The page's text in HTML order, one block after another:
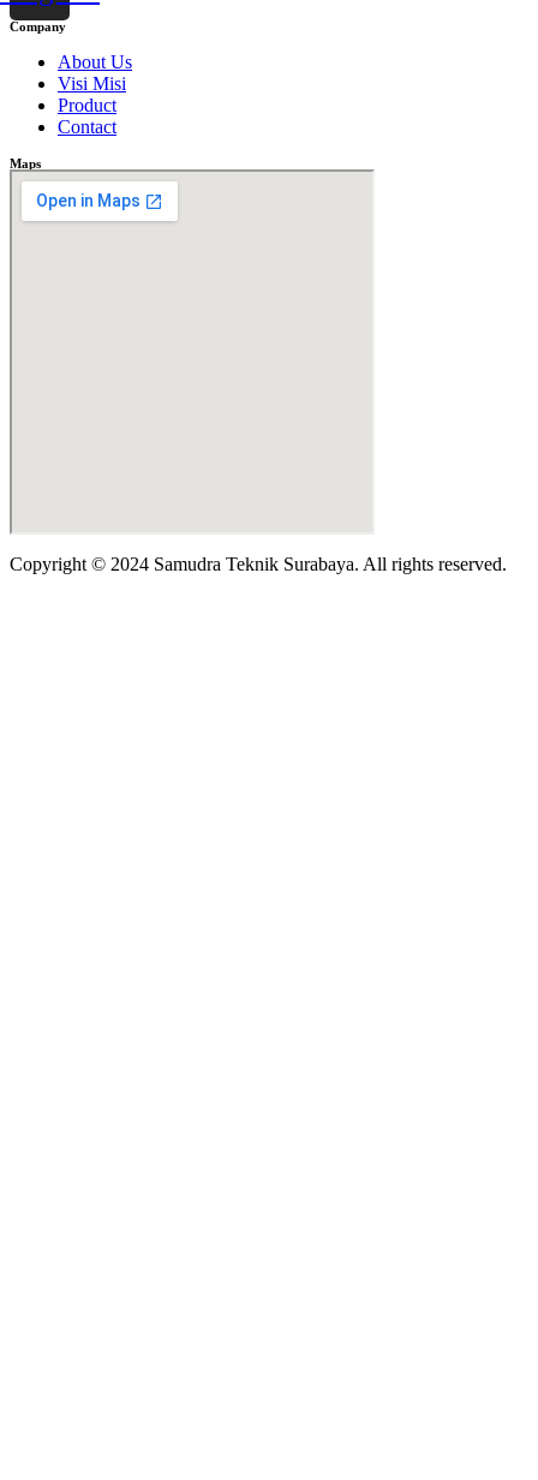
Company
About Us
Visi Misi
Product
Contact
Maps
Copyright © 2024 Samudra Teknik Surabaya. All rights reserved.